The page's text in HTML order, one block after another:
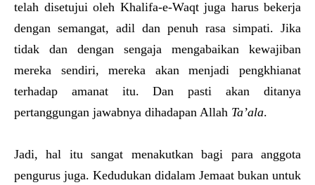
telah disetujui oleh Khalifa-e-Waqt juga harus bekerja
dengan semangat, adil dan penuh rasa simpati. Jika
tidak dan dengan sengaja mengabaikan kewajiban
mereka sendiri, mereka akan menjadi pengkhianat
terhadap amanat itu. Dan pasti akan ditanya
pertanggungan jawabnya dihadapan Allah Ta’ala.
Jadi, hal itu sangat menakutkan bagi para anggota
pengurus juga. Kedudukan didalam Jemaat bukan untuk